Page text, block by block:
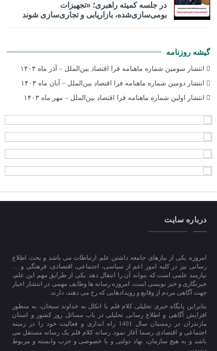
در جلسه کمیته راهبری؛ «تجهیزات
بومی‌سازی‌شده، بازاریابی و تجاری‌سازی شوند
گیشه روزنامه
انتشار سومین شماره ماهنامه فرا اقتصاد بین‌الملل – آذر ماه ۱۴۰۳
انتشار دومین شماره ماهنامه فرا اقتصاد بین‌الملل – آبان ماه ۱۴۰۳
انتشار اولین شماره ماهنامه فرا اقتصاد بین‌الملل – مهر ماه ۱۴۰۳
درباره سایت
امروزه یکی از نیازهای جامعه داشتن علم ارتباطات می باشد و بحث اطلاع
رسانی نیز در کلیه امور اعم از سیاسی، اجتماعی، اقتصادی، فرهتگی و …
نیازمند علمی است که بتواند آن را انتقال دهد. یکی از طرایق مهم این علم،
خبرنگاری و خبر نویسی است. امروزه رسانه ها وظایف مهمی در انتشار اخبار
جهت آگاهی مردم از وقایع و رویدادهایی که رخ می دهند، دارند.
بنابراین پایگاه خبری تحلیلی کلام قلم با اتکال به خداوند سبحان، به منظور
افزایش آگاهی و اطلاع رسانی تحلیلی در باب مسائل روز کشور و استان
مازندران در زمستان سال 1401 راه اندازی و فعالیت خود را در زمینه
اجتماعی و اقتصادی رسما آغاز نمود. رسانه کلام قلم یک رسانه مستقل می
باشد و به هیچ سازمان، نهاد دولتی و یا خصوصی و حزب وابسته و مربوط